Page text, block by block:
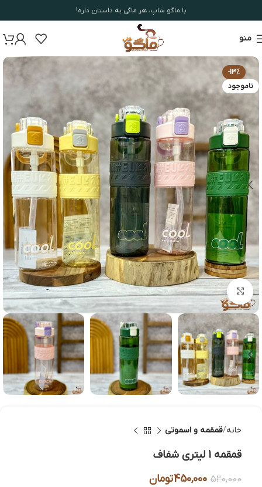
با ماگو شاپ، هر ماگی یه داستان داره!
منو
-13%
ناموجود
بزرگنمایی تصویر
خانه قمقمه و اسموتی
قمقمه 1 لیتری شفاف
520,000
450,000تومان